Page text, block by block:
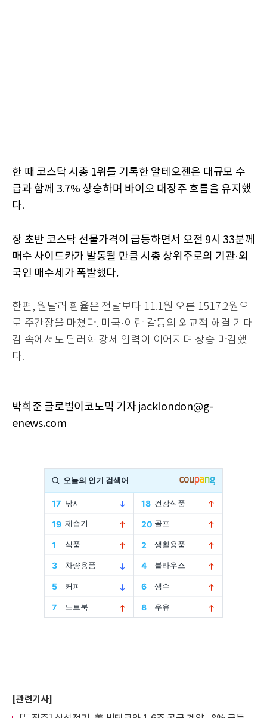
한 때 코스닥 시총 1위를 기록한 알테오젠은 대규모 수
급과 함께 3.7% 상승하며 바이오 대장주 흐름을 유지했
다.
장 초반 코스닥 선물가격이 급등하면서 오전 9시 33분께
매수 사이드카가 발동될 만큼 시총 상위주로의 기관·외
국인 매수세가 폭발했다.
한편, 원달러 환율은 전날보다 11.1원 오른 1517.2원으
로 주간장을 마쳤다. 미국·이란 갈등의 외교적 해결 기대
감 속에서도 달러화 강세 압력이 이어지며 상승 마감했
다.
박희준 글로벌이코노믹 기자 jacklondon@g-
enews.com
[관련기사]